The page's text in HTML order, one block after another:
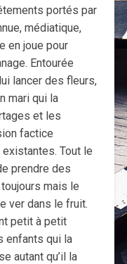
portés par
médiatique,
en joue pour
Entourée
lancer des fleurs,
mari qui la
et les
factice
Tout le
prendre des
mais le
ver dans le fruit.
petit à petit
enfants qui la
autant qu’il la